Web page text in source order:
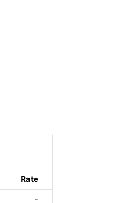
Rate
-